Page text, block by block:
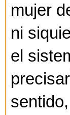
mujer
ni
el